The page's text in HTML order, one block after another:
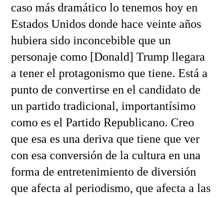
caso más dramático lo tenemos hoy en
Estados Unidos donde hace veinte años
hubiera sido inconcebible que un
personaje como [Donald] Trump llegara
a tener el protagonismo que tiene. Está a
punto de convertirse en el candidato de
un partido tradicional, importantísimo
como es el Partido Republicano. Creo
que esa es una deriva que tiene que ver
con esa conversión de la cultura en una
forma de entretenimiento de diversión
que afecta al periodismo, que afecta a las